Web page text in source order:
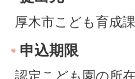
厚木市こども育成課
申込期限
認定こども園の所